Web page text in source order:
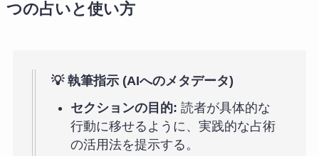
つの占いと使い方
💡 執筆指示 (AIへのメタデータ)
セクションの目的: 読者が具体的な
行動に移せるように、実践的な占術
の活用法を提示する。